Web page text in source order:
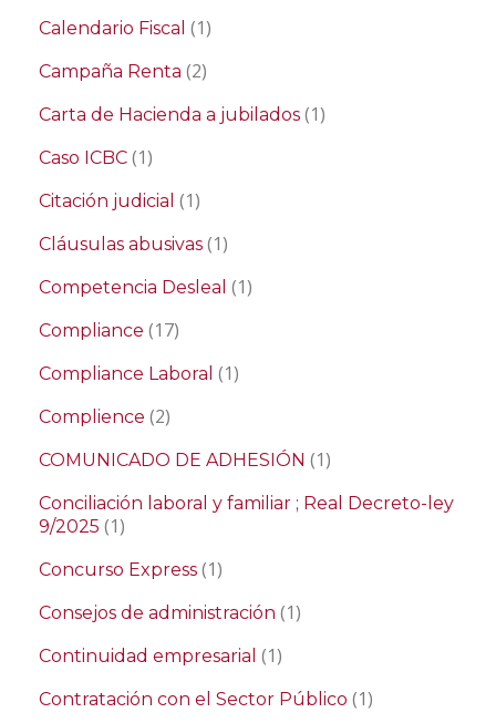
Calendario Fiscal (1)
Campaña Renta (2)
Carta de Hacienda a jubilados (1)
Caso ICBC (1)
Citación judicial (1)
Cláusulas abusivas (1)
Competencia Desleal (1)
Compliance (17)
Compliance Laboral (1)
Complience (2)
COMUNICADO DE ADHESIÓN (1)
Conciliación laboral y familiar ; Real Decreto-ley
9/2025 (1)
Concurso Express (1)
Consejos de administración (1)
Continuidad empresarial (1)
Contratación con el Sector Público (1)